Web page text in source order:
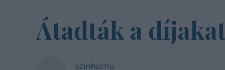
Átadták a
szinhazhu